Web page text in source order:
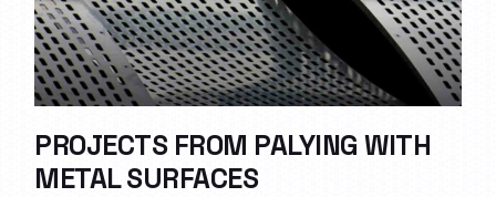
PROJECTS FROM PALYING WITH
METAL SURFACES